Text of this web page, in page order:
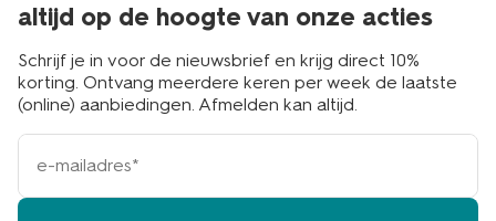
altijd op de hoogte van onze acties
Schrijf je in voor de nieuwsbrief en krijg direct 10%
korting. Ontvang meerdere keren per week de laatste
(online) aanbiedingen. Afmelden kan altijd.
e-
mailadres